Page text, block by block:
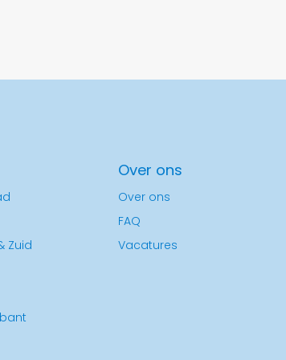
Zuid
Over ons
Over ons
FAQ
Vacatures